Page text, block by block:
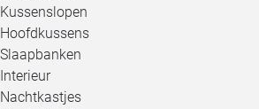
Kussenslopen
Hoofdkussens
Slaapbanken
Interieur
Nachtkastjes